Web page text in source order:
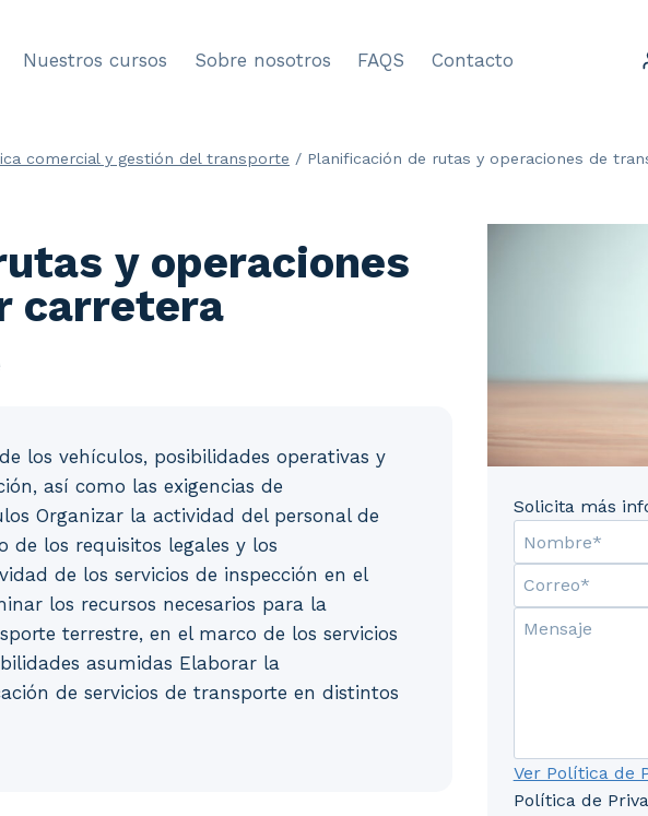
Nuestros cursos Sobre nosotros FAQS Contacto
comercial y gestión del transporte / Planificación de rutas y operaciones de
y operaciones
carretera
los vehículos, posibilidades operativas y
así como las exigencias de
Organizar la actividad del personal de
los requisitos legales y los
de los servicios de inspección en el
los recursos necesarios para la
terrestre, en el marco de los servicios
asumidas Elaborar la
de servicios de transporte en distintos
Solicita más
Ver Política de
Política de